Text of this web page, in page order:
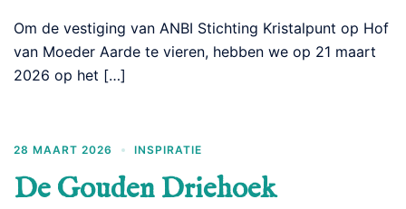
Om de vestiging van ANBI Stichting Kristalpunt op Hof
van Moeder Aarde te vieren, hebben we op 21 maart
2026 op het […]
28 MAART 2026 INSPIRATIE
De Gouden Driehoek